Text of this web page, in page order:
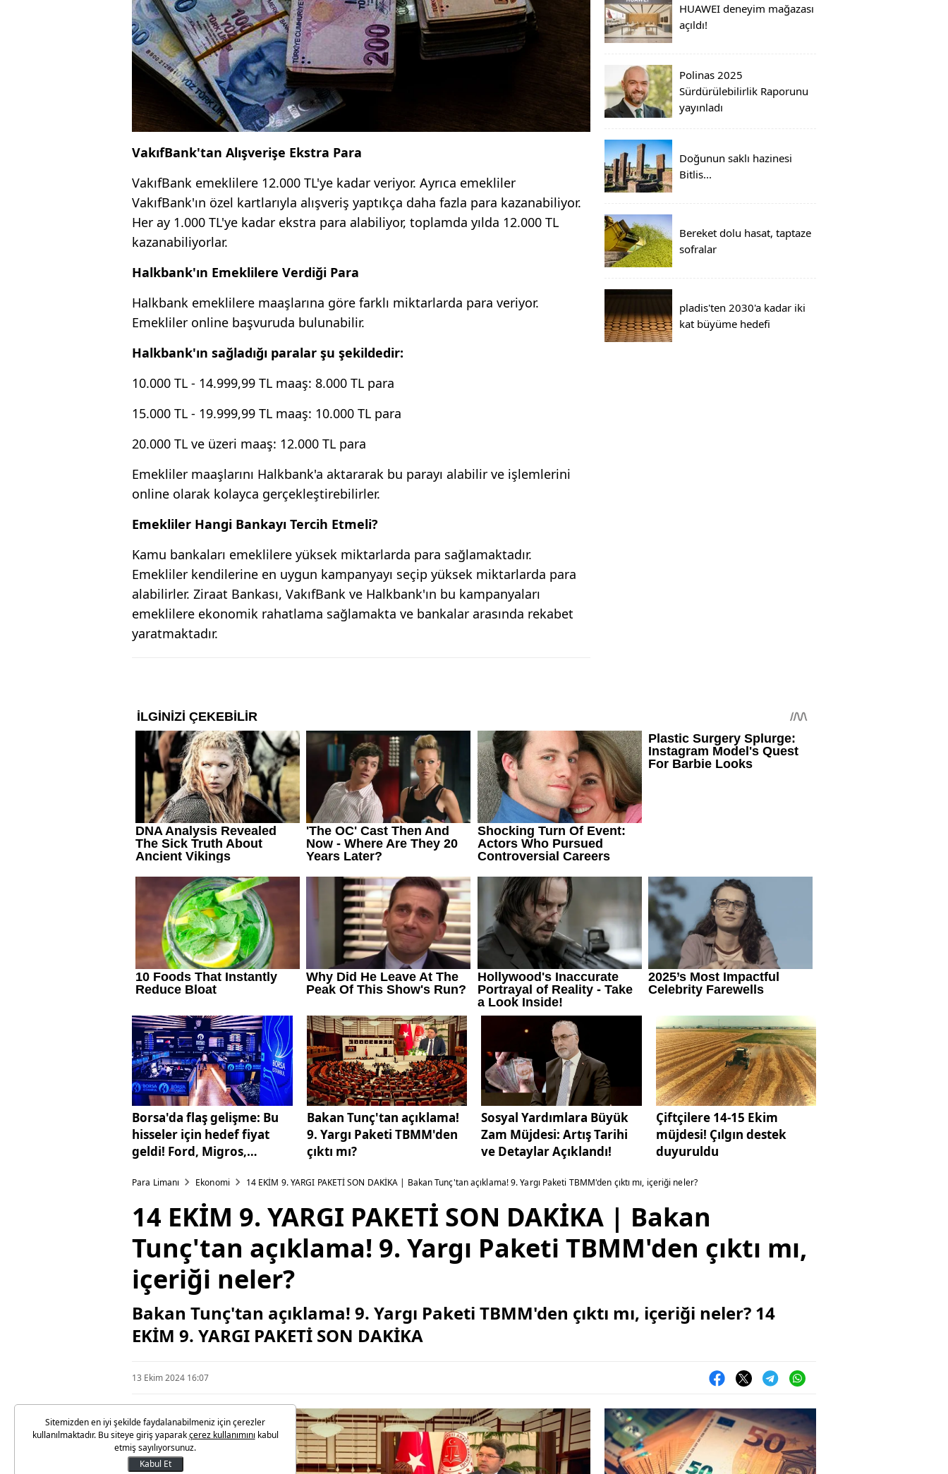
VakıfBank'tan Alışverişe Ekstra Para
VakıfBank emeklilere 12.000 TL'ye kadar veriyor. Ayrıca emekliler
VakıfBank'ın özel kartlarıyla alışveriş yaptıkça daha fazla para kazanabiliyor.
Her ay 1.000 TL'ye kadar ekstra para alabiliyor, toplamda yılda 12.000 TL
kazanabiliyorlar.
Halkbank'ın Emeklilere Verdiği Para
Halkbank emeklilere maaşlarına göre farklı miktarlarda para veriyor.
Emekliler online başvuruda bulunabilir.
Halkbank'ın sağladığı paralar şu şekildedir:
10.000 TL - 14.999,99 TL maaş: 8.000 TL para
15.000 TL - 19.999,99 TL maaş: 10.000 TL para
20.000 TL ve üzeri maaş: 12.000 TL para
Emekliler maaşlarını Halkbank'a aktararak bu parayı alabilir ve işlemlerini
online olarak kolayca gerçekleştirebilirler.
Emekliler Hangi Bankayı Tercih Etmeli?
Kamu bankaları emeklilere yüksek miktarlarda para sağlamaktadır.
Emekliler kendilerine en uygun kampanyayı seçip yüksek miktarlarda para
alabilirler. Ziraat Bankası, VakıfBank ve Halkbank'ın bu kampanyaları
emeklilere ekonomik rahatlama sağlamakta ve bankalar arasında rekabet
yaratmaktadır.
HUAWEI deneyim mağazası
açıldı!
Polinas 2025
Sürdürülebilirlik Raporunu
yayınladı
Doğunun saklı hazinesi
Bitlis...
Bereket dolu hasat, taptaze
sofralar
pladis'ten 2030'a kadar iki
kat büyüme hedefi
Borsa'da flaş gelişme: Bu
hisseler için hedef fiyat
geldi! Ford, Migros,
Bakan Tunç'tan açıklama!
9. Yargı Paketi TBMM'den
çıktı mı?
Sosyal Yardımlara Büyük
Zam Müjdesi: Artış Tarihi
ve Detaylar Açıklandı!
Çiftçilere 14-15 Ekim
müjdesi! Çılgın destek
duyuruldu
Para Limanı Ekonomi 14 EKİM 9. YARGI PAKETİ SON DAKİKA | Bakan Tunç'tan açıklama! 9. Yargı Paketi TBMM'den çıktı mı, içeriği neler?
14 EKİM 9. YARGI PAKETİ SON DAKİKA | Bakan
Tunç'tan açıklama! 9. Yargı Paketi TBMM'den çıktı mı,
içeriği neler?
Bakan Tunç'tan açıklama! 9. Yargı Paketi TBMM'den çıktı mı, içeriği neler? 14
EKİM 9. YARGI PAKETİ SON DAKİKA
13 Ekim 2024 16:07
Sitemizden en iyi şekilde faydalanabilmeniz için çerezler
kullanılmaktadır. Bu siteye giriş yaparakçerez kullanımını kabul
etmiş sayılıyorsunuz.
Kabul Et